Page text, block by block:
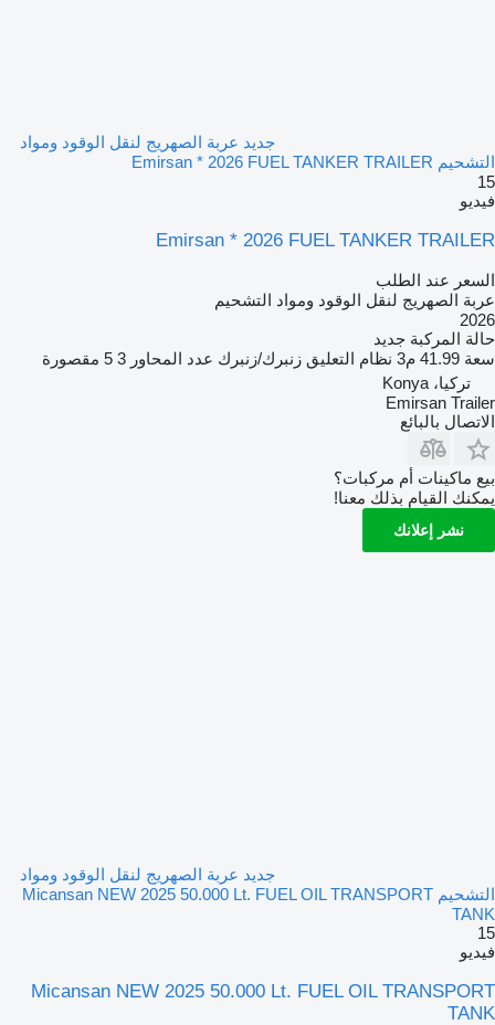
جديد عربة الصهريج لنقل الوقود ومواد
التشحيم Emirsan * 2026 FUEL TANKER TRAILER
15
فيديو
Emirsan * 2026 FUEL TANKER TRAILER
السعر عند الطلب
عربة الصهريج لنقل الوقود ومواد التشحيم
2026
حالة المركبة جديد
سعة 41.99 م3 نظام التعليق زنبرك/زنبرك عدد المحاور 3 5 مقصورة
تركيا، Konya
Emirsan Trailer
الاتصال بالبائع
بيع ماكينات أم مركبات؟
يمكنك القيام بذلك معنا!
نشر إعلانك
جديد عربة الصهريج لنقل الوقود ومواد
التشحيم Micansan NEW 2025 50.000 Lt. FUEL OIL TRANSPORT
TANK
15
فيديو
Micansan NEW 2025 50.000 Lt. FUEL OIL TRANSPORT
TANK